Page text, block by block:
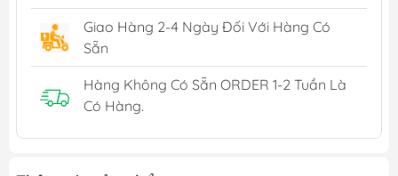
Giao Hàng 2-4 Ngày Đối Với Hàng Có
Sẵn
Hàng Không Có Sẵn ORDER 1-2 Tuần Là
Có Hàng.